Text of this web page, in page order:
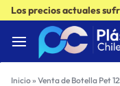
Los precios actuales
Inicio» Venta de Botella Pet